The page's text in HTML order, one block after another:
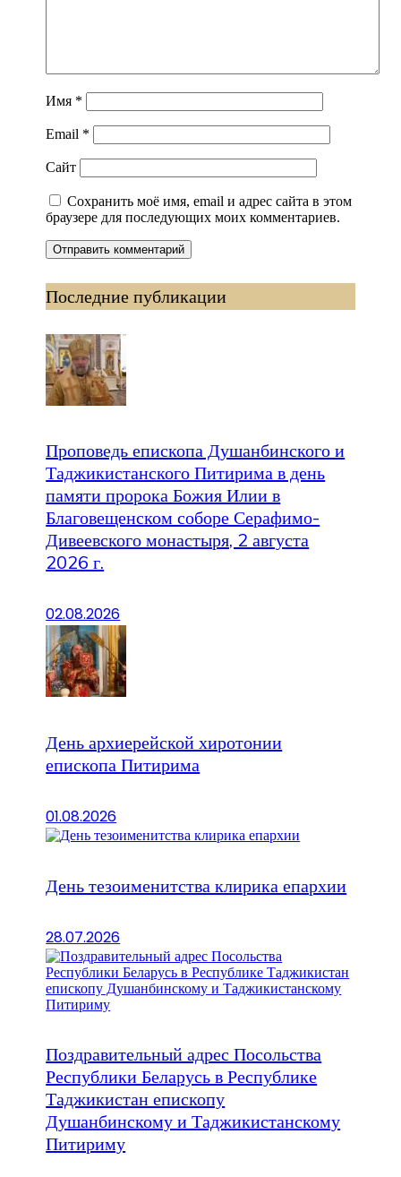
Имя *
Email *
Сайт
Сохранить моё имя, email и адрес сайта в этом
браузере для последующих моих комментариев.
Последние публикации
Проповедь епископа Душанбинского и
Таджикистанского Питирима в день
памяти пророка Божия Илии в
Благовещенском соборе Серафимо-
Дивеевского монастыря, 2 августа
2026 г.
02.08.2026
День архиерейской хиротонии
епископа Питирима
01.08.2026
День тезоименитства клирика епархии
28.07.2026
Поздравительный адрес Посольства
Республики Беларусь в Республике
Таджикистан епископу
Душанбинскому и Таджикистанскому
Питириму